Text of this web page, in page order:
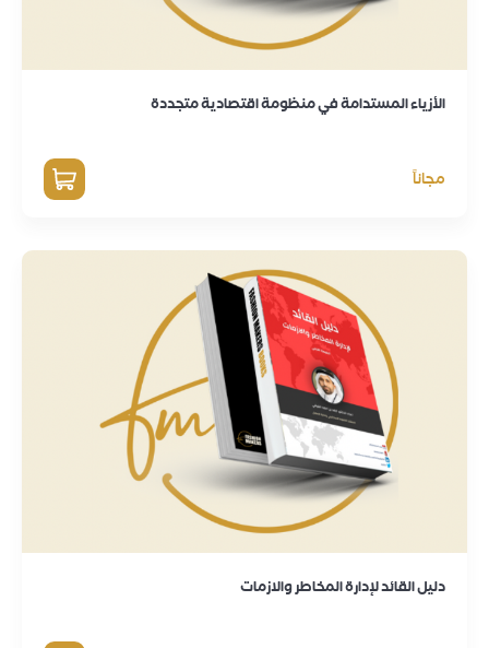
الأزياء المستدامة في منظومة اقتصادية متجددة
مجاناً
دليل القائد لإدارة المخاطر والازمات